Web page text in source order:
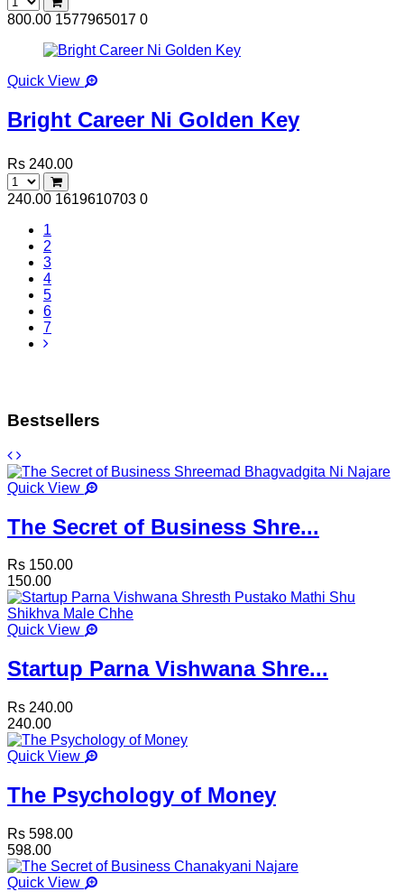
800.00 1577965017 0
Quick View
Bright Career Ni Golden Key
Rs 240.00
240.00 1619610703 0
1
2
3
4
5
6
7
Bestsellers
Quick View
The Secret of Business Shre...
Rs 150.00
150.00
Quick View
Startup Parna Vishwana Shre...
Rs 240.00
240.00
Quick View
The Psychology of Money
Rs 598.00
598.00
Quick View